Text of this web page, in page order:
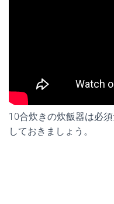
10合炊きの炊飯器は必
しておきましょう。